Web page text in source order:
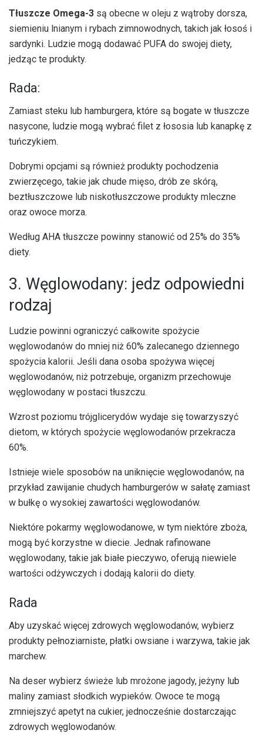
Tłuszcze Omega-3 są obecne w oleju z wątroby dorsza,
siemieniu lnianym i rybach zimnowodnych, takich jak łosoś i
sardynki. Ludzie mogą dodawać PUFA do swojej diety,
jedząc te produkty.
Rada:
Zamiast steku lub hamburgera, które są bogate w tłuszcze
nasycone, ludzie mogą wybrać filet z łososia lub kanapkę z
tuńczykiem.
Dobrymi opcjami są również produkty pochodzenia
zwierzęcego, takie jak chude mięso, drób ze skórą,
beztłuszczowe lub niskotłuszczowe produkty mleczne
oraz owoce morza.
Według AHA tłuszcze powinny stanowić od 25% do 35%
diety.
3. Węglowodany: jedz odpowiedni
rodzaj
Ludzie powinni ograniczyć całkowite spożycie
węglowodanów do mniej niż 60% zalecanego dziennego
spożycia kalorii. Jeśli dana osoba spożywa więcej
węglowodanów, niż potrzebuje, organizm przechowuje
węglowodany w postaci tłuszczu.
Wzrost poziomu trójglicerydów wydaje się towarzyszyć
dietom, w których spożycie węglowodanów przekracza
60%.
Istnieje wiele sposobów na uniknięcie węglowodanów, na
przykład zawijanie chudych hamburgerów w sałatę zamiast
w bułkę o wysokiej zawartości węglowodanów.
Niektóre pokarmy węglowodanowe, w tym niektóre zboża,
mogą być korzystne w diecie. Jednak rafinowane
węglowodany, takie jak białe pieczywo, oferują niewiele
wartości odżywczych i dodają kalorii do diety.
Rada
Aby uzyskać więcej zdrowych węglowodanów, wybierz
produkty pełnoziarniste, płatki owsiane i warzywa, takie jak
marchew.
Na deser wybierz świeże lub mrożone jagody, jeżyny lub
maliny zamiast słodkich wypieków. Owoce te mogą
zmniejszyć apetyt na cukier, jednocześnie dostarczając
zdrowych węglowodanów.